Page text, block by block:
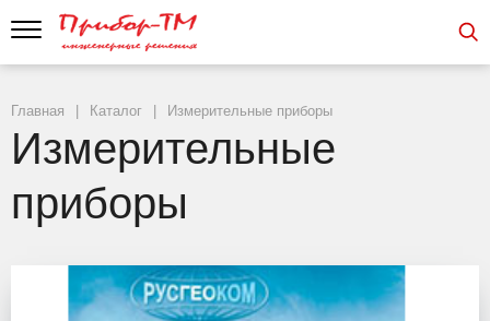
Главная Каталог Измерительные приборы
Измерительные
приборы